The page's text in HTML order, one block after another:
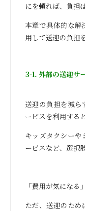
にを頼れば、負担
本章で具体的な解
用して送迎の負担
3-1. 外部の送迎サ
送迎の負担を減ら
ービスを利用する
キッズタクシーや
ービスなど、選択
「費用が気になる
ただ、送迎のため